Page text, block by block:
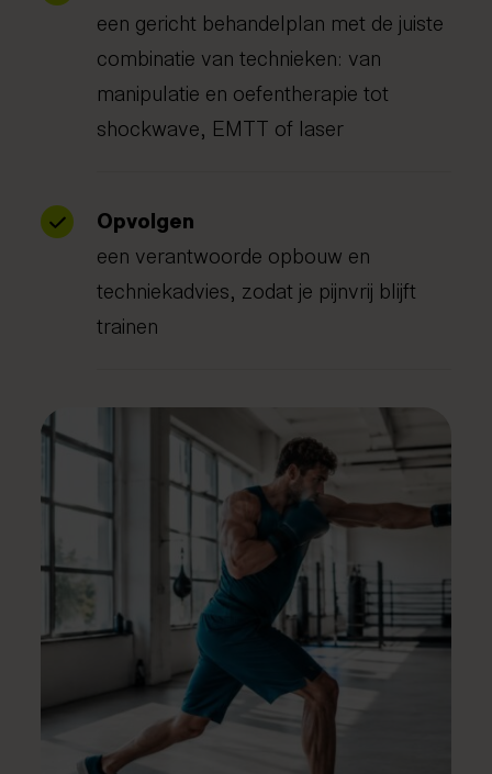
een gericht behandelplan met de juiste
combinatie van technieken: van
manipulatie en oefentherapie tot
shockwave, EMTT of laser
Opvolgen
een verantwoorde opbouw en
techniekadvies, zodat je pijnvrij blijft
trainen